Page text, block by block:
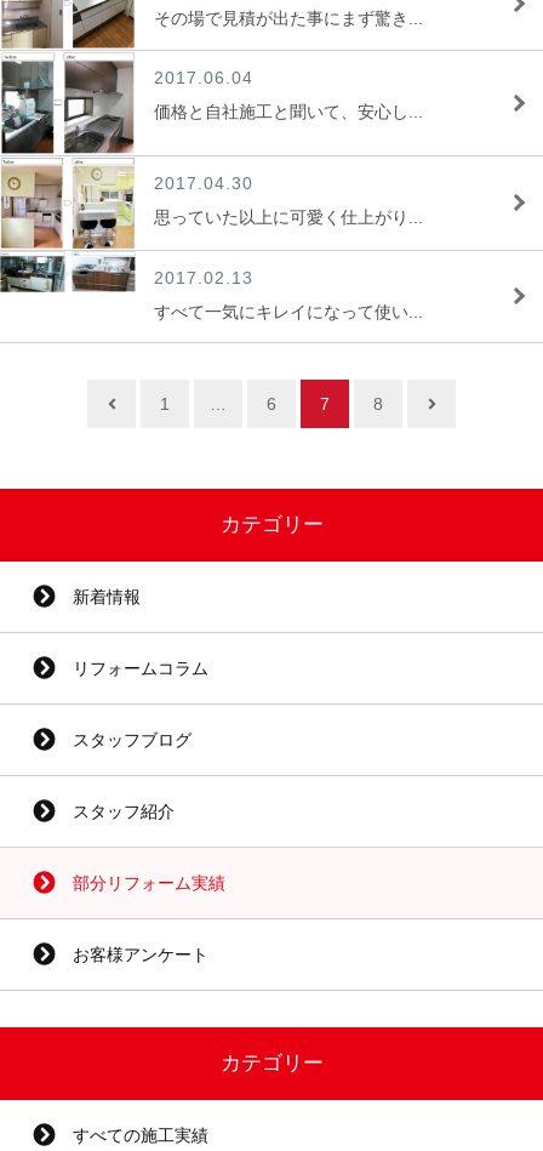
その場で見積が出た事にまず驚き...
2017.06.04
価格と自社施工と聞いて、安心し...
2017.04.30
思っていた以上に可愛く仕上がり...
2017.02.13
すべて一気にキレイになって使い...
1 6 7 8
カテゴリー
新着情報
リフォームコラム
スタッフブログ
スタッフ紹介
部分リフォーム実績
お客様アンケート
カテゴリー
すべての施工実績